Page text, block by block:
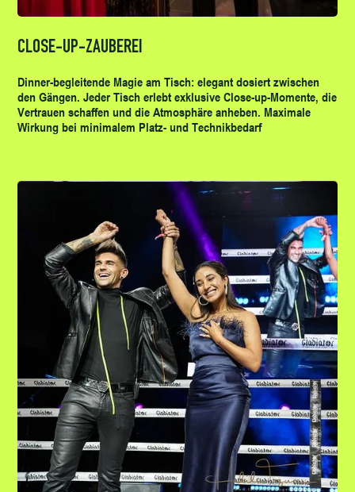
CLOSE-UP-ZAUBEREI
Dinner-begleitende Magie am Tisch: elegant dosiert zwischen
den Gängen. Jeder Tisch erlebt exklusive Close-up-Momente, die
Vertrauen schaffen und die Atmosphäre anheben. Maximale
Wirkung bei minimalem Platz- und Technikbedarf